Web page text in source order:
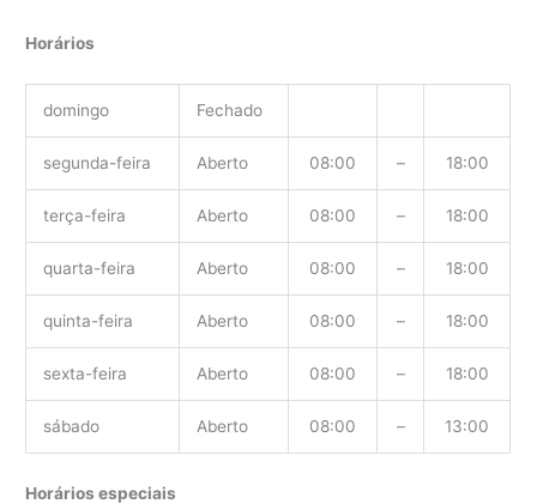
Horários
domingo Fechado
segunda-feira Aberto 08:00 – 18:00
terça-feira Aberto 08:00 – 18:00
quarta-feira Aberto 08:00 – 18:00
quinta-feira Aberto 08:00 – 18:00
sexta-feira Aberto 08:00 – 18:00
sábado Aberto 08:00 – 13:00
Horários especiais